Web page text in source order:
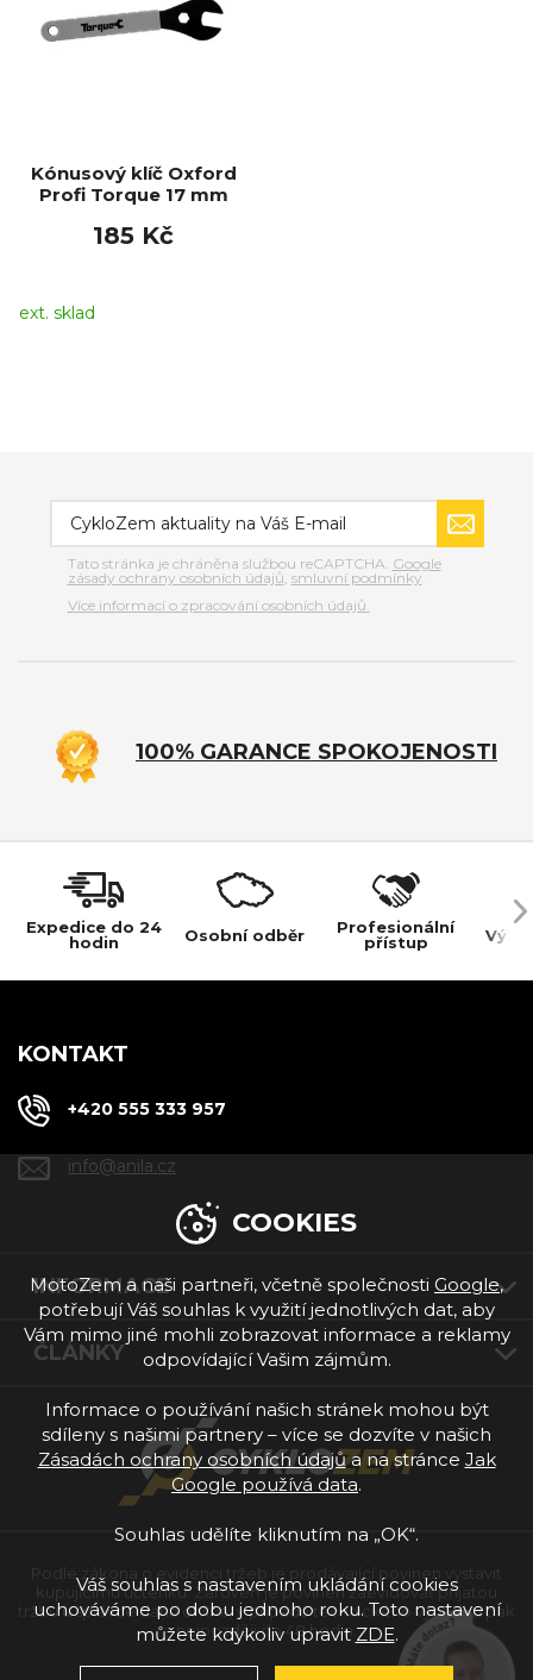
Kónusový klíč Oxford
Profi Torque 17 mm
185 Kč
ext. sklad
Tato stránka je chráněna službou reCAPTCHA. Google
zásady ochrany osobních údajů, smluvní podmínky.
Více informací o zpracování osobních údajů.
100% GARANCE SPOKOJENOSTI
Expedice do 24
hodin
Osobní odběr
Profesionální
přístup
KONTAKT
+420 555 333 957
info@anila.cz
INFORMACE
ČLÁNKY
kupujícímu účtenku. Zároveň je povinen zaevidovat přijatou
tržbu u správce daně online; v případě technického výpadku pak
nejpozději do 48 hodin.
COOKIES
MotoZem a naši partneři, včetně společnosti Google,
potřebují Váš souhlas k využití jednotlivých dat, aby
Vám mimo jiné mohli zobrazovat informace a reklamy
odpovídající Vašim zájmům.
Informace o používání našich stránek mohou být
sdíleny s našimi partnery – více se dozvíte v našich
Zásadách ochrany osobních údajůa na stránce Jak
Google používá data.
Souhlas udělíte kliknutím na „OK“.
Váš souhlas s nastavením ukládání cookies
uchováváme po dobu jednoho roku. Toto nastavení
můžete kdykoliv upravit ZDE.